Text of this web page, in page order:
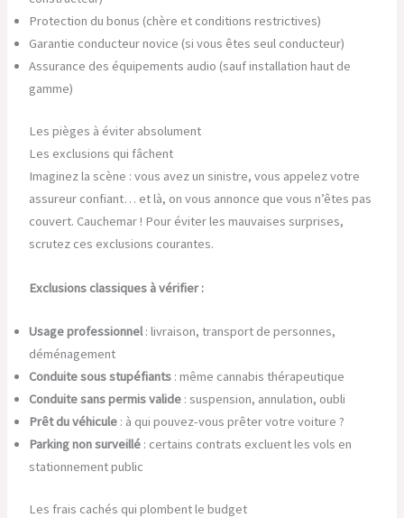
Protection du bonus (chère et conditions restrictives)
Garantie conducteur novice (si vous êtes seul conducteur)
Assurance des équipements audio (sauf installation haut de
gamme)
Les pièges à éviter absolument
Les exclusions qui fâchent
Imaginez la scène : vous avez un sinistre, vous appelez votre
assureur confiant… et là, on vous annonce que vous n’êtes pas
couvert. Cauchemar ! Pour éviter les mauvaises surprises,
scrutez ces exclusions courantes.
Exclusions classiques à vérifier :
Usage professionnel: livraison, transport de personnes,
déménagement
Conduite sous stupéfiants: même cannabis thérapeutique
Conduite sans permis valide: suspension, annulation, oubli
Prêt du véhicule: à qui pouvez-vous prêter votre voiture ?
Parking non surveillé: certains contrats excluent les vols en
stationnement public
Les frais cachés qui plombent le budget